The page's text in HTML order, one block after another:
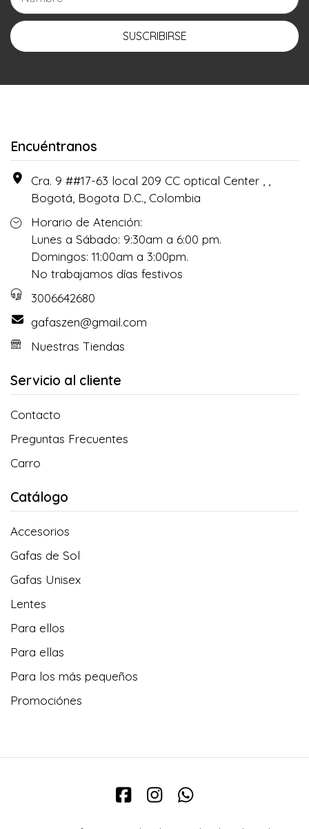
SUSCRIBIRSE
Encuéntranos
Cra. 9 ##17-63 local 209 CC optical Center , ,
Bogotá, Bogota D.C., Colombia
Horario de Atención:
Lunes a Sábado: 9:30am a 6:00 pm.
Domingos: 11:00am a 3:00pm.
No trabajamos días festivos
3006642680
gafaszen@gmail.com
Nuestras Tiendas
Servicio al cliente
Contacto
Preguntas Frecuentes
Carro
Catálogo
Accesorios
Gafas de Sol
Gafas Unisex
Lentes
Para ellos
Para ellas
Para los más pequeños
Promociónes